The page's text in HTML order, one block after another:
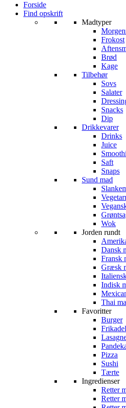
Forside
Find opskrift
Madtyper
Frokost
Brød
Kage
Tilbehør
Sovs
Salater
Snacks
Dip
Drikkevarer
Drinks
Juice
Saft
Snaps
Sund mad
Wok
Jorden rundt
Dansk
Fransk
Græsk
Indisk
Thai
Favoritter
Burger
Pizza
Sushi
Tærte
Ingredienser
Retter
Retter